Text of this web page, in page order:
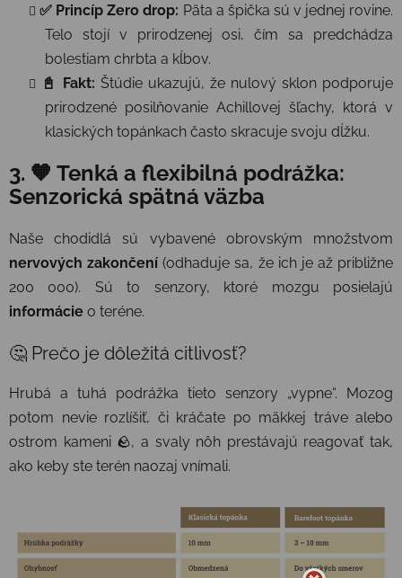
✅ Princíp Zero drop: Päta a špička sú v jednej rovine.
Telo stojí v prirodzenej osi, čím sa predchádza
bolestiam chrbta a kĺbov.
📓 Fakt: Štúdie ukazujú, že nulový sklon podporuje
prirodzené posilňovanie Achillovej šľachy, ktorá v
klasických topánkach často skracuje svoju dĺžku.
3. 🧡 Tenká a flexibilná podrážka:
Senzorická spätná väzba
Naše chodidlá sú vybavené obrovským množstvom
nervových zakončení (odhaduje sa, že ich je až približne
200 000). Sú to senzory, ktoré mozgu posielajú
informácie o teréne.
🤔 Prečo je dôležitá citlivosť?
Hrubá a tuhá podrážka tieto senzory „vypne“. Mozog
potom nevie rozlíšiť, či kráčate po mäkkej tráve alebo
ostrom kameni 🪨, a svaly nôh prestávajú reagovať tak,
ako keby ste terén naozaj vnímali.